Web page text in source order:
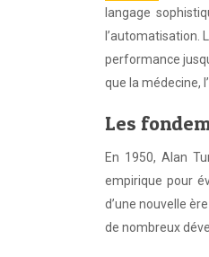
langage
l’automatisation.
performance
que la médecine,
Les
En 1950, Alan
empirique pour
d’une nouvelle
de nombreux